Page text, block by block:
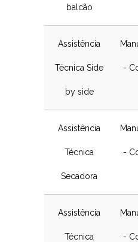
balcão
Assistência
Técnica Side
by side
-
Assistência
Técnica
Secadora
-
Assistência
Técnica -